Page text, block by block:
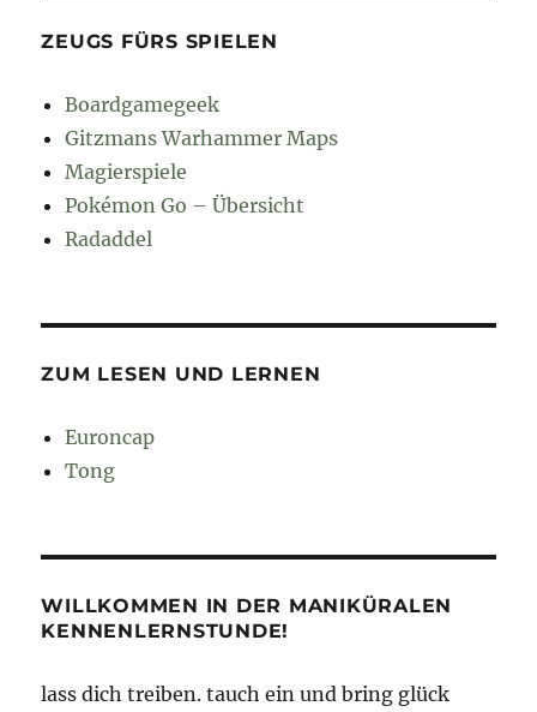
ZEUGS FÜRS SPIELEN
Boardgamegeek
Gitzmans Warhammer Maps
Magierspiele
Pokémon Go – Übersicht
Radaddel
ZUM LESEN UND LERNEN
Euroncap
Tong
WILLKOMMEN IN DER MANIKÜRALEN
KENNENLERNSTUNDE!
lass dich treiben. tauch ein und bring glück